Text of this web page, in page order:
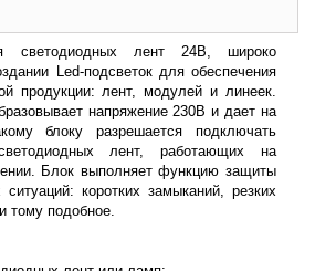
светодиодных лент 24В, широко
Led-подсветок для обеспечения
продукции: лент, модулей и линеек.
напряжение 230В и дает на
блоку разрешается подключать
лент, работающих на
Блок выполняет функцию защиты
коротких замыканий, резких
тому подобное.